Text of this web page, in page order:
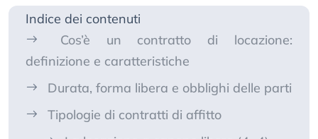
Indice dei contenuti
Cos’è un contratto di locazione:
definizione e caratteristiche
Durata, forma libera e obblighi delle parti
Tipologie di contratti di affitto